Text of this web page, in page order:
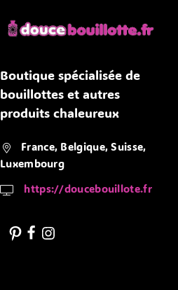
Boutique spécialisée de
bouillottes et autres
produits chaleureux
France, Belgique, Suisse,
Luxembourg
https://doucebouillote.fr